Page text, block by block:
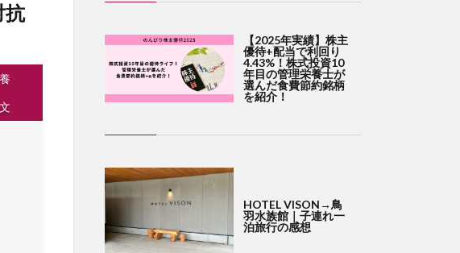
抗
【2025年実績】株主
優待+配当で利回り
4.43%！株式投資10
年目の管理栄養士が
選んだ食費節約銘柄
を紹介！
HOTEL VISON→鳥
羽水族館｜子連れ一
泊旅行の感想